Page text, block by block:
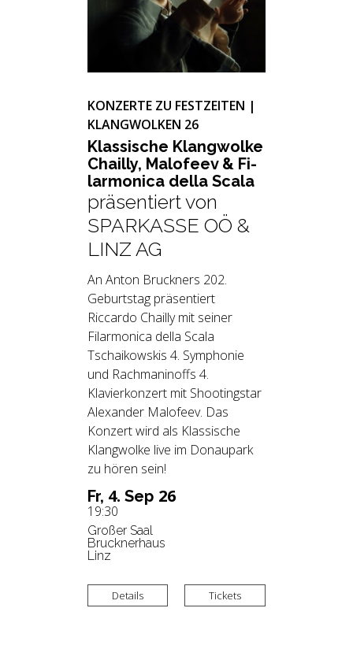
Fr, 4. Sep 26
19:30
Großer Saal
Brucknerhaus
Linz
KONZERTE ZU FESTZEITEN |
KLANGWOLKEN 26
Klas­si­sche Klang­wol­ke
Chail­ly, Mal­o­feev & Fi­
lar­mo­ni­ca della Scala
präsentiert von
SPARKASSE OÖ &
LINZ AG
An Anton Bruckners 202.
Geburtstag präsentiert
Riccardo Chailly mit seiner
Filarmonica della Scala
Tschaikowskis 4. Symphonie
und Rachmaninoffs 4.
Klavierkonzert mit Shootingstar
Alexander Malofeev. Das
Konzert wird als Klassische
Klangwolke live im Donaupark
zu hören sein!
Details Tickets